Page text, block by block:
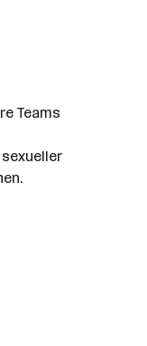
Teams